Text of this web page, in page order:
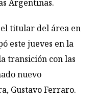
Argentinas.
titular del área en
este jueves en la
transición con las
nuevo
Gustavo Ferraro.